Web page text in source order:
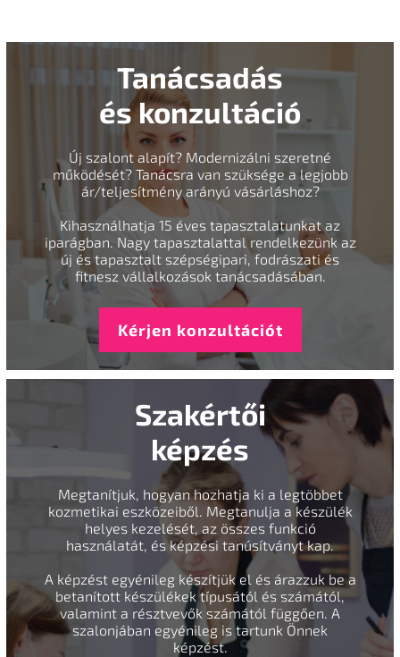
Tanácsadás
és konzultáció
Új szalont alapít? Modernizálni szeretné
működését? Tanácsra van szüksége a legjobb
ár/teljesítmény arányú vásárláshoz?
Kihasználhatja 15 éves tapasztalatunkat az
iparágban. Nagy tapasztalattal rendelkezünk az
új és tapasztalt szépségipari, fodrászati és
fitnesz vállalkozások tanácsadásában.
Kérjen konzultációt
Szakértői
képzés
Megtanítjuk, hogyan hozhatja ki a legtöbbet
kozmetikai eszközeiből. Megtanulja a készülék
helyes kezelését, az összes funkció
használatát, és képzési tanúsítványt kap.
A képzést egyénileg készítjük el és árazzuk be a
betanított készülékek típusától és számától,
valamint a résztvevők számától függően. A
szalonjában egyénileg is tartunk Önnek
képzést.